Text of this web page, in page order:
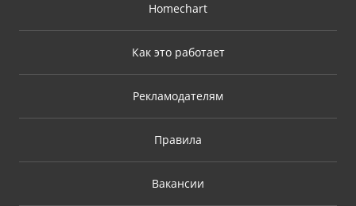
Homechart
Как это работает
Рекламодателям
Правила
Вакансии